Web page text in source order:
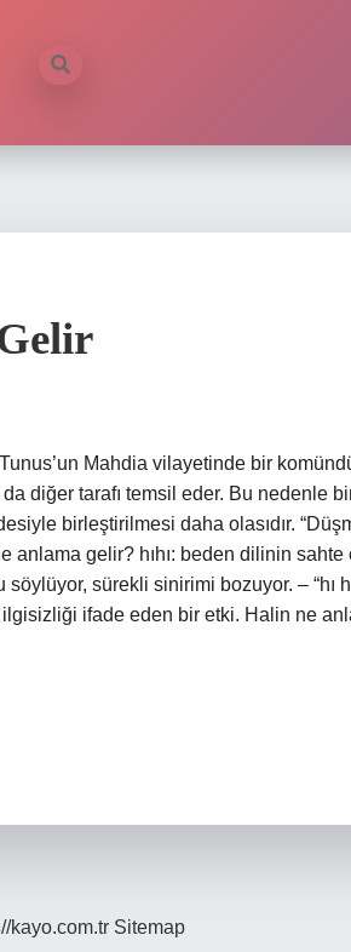
diğer tarafı temsil eder. Bu nedenle
birleştirilmesi daha olasıdır.
anlama gelir? hıhı: beden dilinin sahte
sürekli sinirimi bozuyor. – “hı
ilgisizliği ifade eden bir etki. Halin ne
kayo.com.tr Sitemap